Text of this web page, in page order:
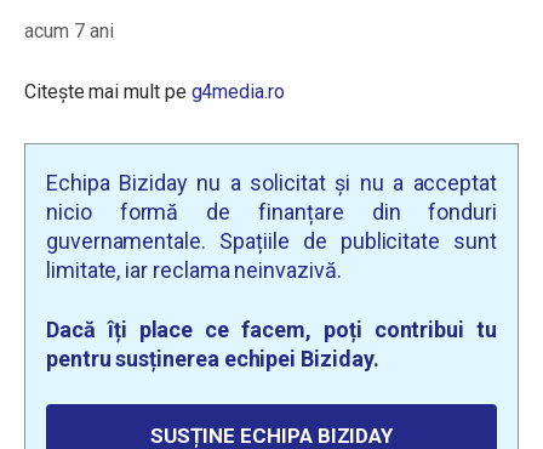
acum 7 ani
Citește mai mult pe g4media.ro
Echipa Biziday nu a solicitat și nu a acceptat
nicio formă de finanțare din fonduri
guvernamentale. Spațiile de publicitate sunt
limitate, iar reclama neinvazivă.
Dacă îți place ce facem, poți contribui tu
pentru susținerea echipei Biziday.
SUSȚINE ECHIPA BIZIDAY